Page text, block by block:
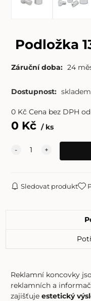
Podložka
Záruční doba: 24
Dostupnost: skladem
0Kč Cena bez DPH od
0 Kč ks
Sledovat produkt
Reklamní koncovky
reklamních a
zajišťujeestetický